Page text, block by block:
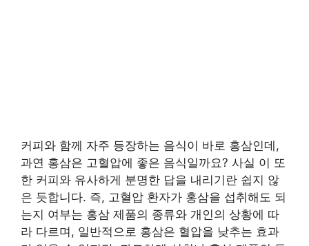
커피와 함께 자주 등장하는 음식이 바로 홍삼인데,
과연 홍삼은 고혈압에 좋은 음식일까요? 사실 이 또
한 커피와 유사하게 분명한 답을 내리기란 쉽지 않
은 듯합니다. 즉, 고혈압 환자가 홍삼을 섭취해도 되
는지 여부는 홍삼 제품의 종류와 개인의 상황에 따
라 다르며, 일반적으로 홍삼은 혈압을 낮추는 효과